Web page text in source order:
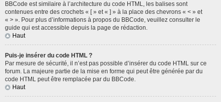
BBCode est similaire à l’architecture du code HTML, les balises sont
contenues entre des crochets « [ » et « ] » à la place des chevrons « < » et
« > ». Pour plus d’informations à propos du BBCode, veuillez consulter le
guide qui est accessible depuis la page de rédaction.
Haut
Puis-je insérer du code HTML ?
Par mesure de sécurité, il n’est pas possible d’insérer du code HTML sur ce
forum. La majeure partie de la mise en forme qui peut être générée par du
code HTML peut être remplacée par du BBCode.
Haut